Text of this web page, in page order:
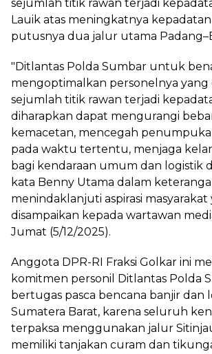
sejumlah titik rawan terjadi
Lauik atas meningkatnya
putusnya dua jalur utama
"Ditlantas Polda Sumbar untuk
mengoptimalkan personelnya yang
sejumlah titik rawan terjadi
diharapkan dapat mengurangi
kemacetan, mencegah
pada waktu tertentu, menjaga
bagi kendaraan umum dan logistik
kata Benny Utama dalam
menindaklanjuti aspirasi masyarakat
disampaikan kepada wartawan
Jumat (5/12/2025).
Anggota DPR-RI Fraksi Golkar ini
komitmen personil Ditlantas Polda
bertugas pasca bencana banjir dan
Sumatera Barat, karena seluruh
terpaksa menggunakan jalur
memiliki tanjakan curam dan